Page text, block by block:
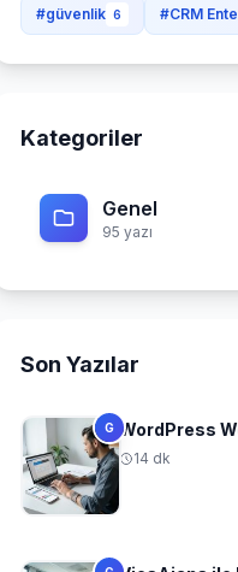
#güvenlik 6 #CRM
Kategoriler
Genel
95 yazı
Son Yazılar
G WordPress
14 dk